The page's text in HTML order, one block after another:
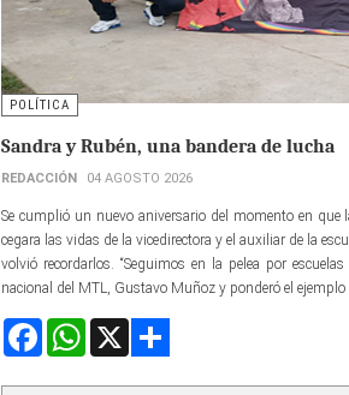
POLÍTICA
Sandra y Rubén, una bandera de lucha
REDACCIÓN 04 AGOSTO 2026
Se cumplió un nuevo aniversario del momento en que
cegara las vidas de la vicedirectora y el auxiliar de la
volvió recordarlos. “Seguimos en la pelea por
nacional del MTL, Gustavo Muñoz y ponderó el
FacebookWhatsApp